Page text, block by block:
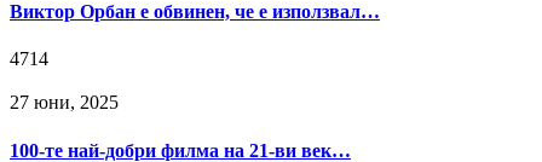
Виктор Орбан е обвинен, че е използвал…
4714
27 юни, 2025
100-те най-добри филма на 21-ви век…